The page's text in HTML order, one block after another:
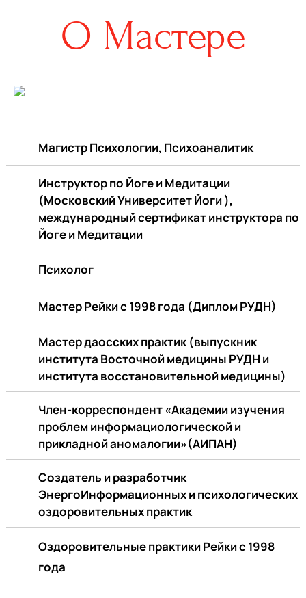
О Мастере
Магистр Психологии, Психоаналитик
Инструктор по Йоге и Медитации
(Московский Университет Йоги ),
международный сертификат инструктора по
Йоге и Медитации
Психолог
Мастер Рейки с 1998 года (Диплом РУДН)
Мастер даосских практик (выпускник
института Восточной медицины РУДН и
института восстановительной медицины)
Член-корреспондент «Академии изучения
проблем информациологической и
прикладной аномалогии»(АИПАН)
Создатель и разработчик
ЭнергоИнформационных и психологических
оздоровительных практик
Оздоровительные практики Рейки с 1998
года